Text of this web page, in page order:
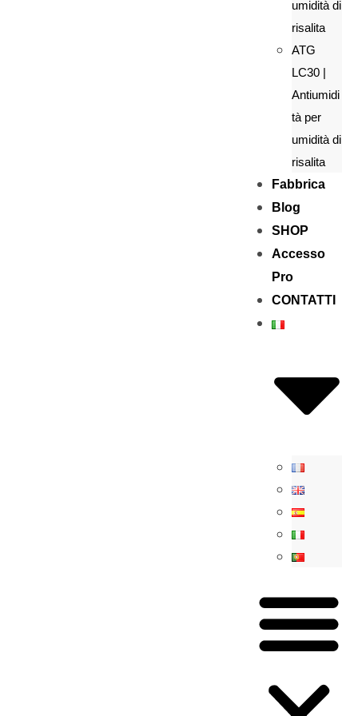
umidità di
risalita
ATG
LC30 |
Antiumidi
tà per
umidità di
risalita
Fabbrica
Blog
SHOP
Accesso
Pro
CONTATTI